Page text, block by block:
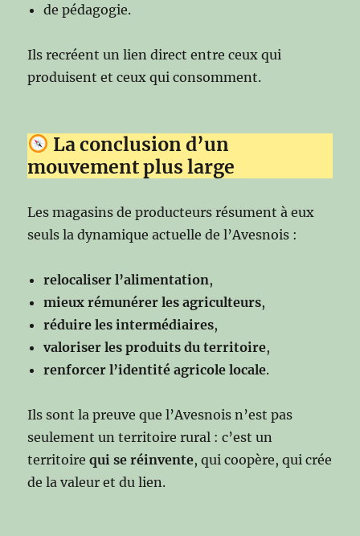
de pédagogie.
Ils recréent un lien direct entre ceux qui
produisent et ceux qui consomment.
La conclusion d’un
mouvement plus large
Les magasins de producteurs résument à eux
seuls la dynamique actuelle de l’Avesnois :
relocaliser l’alimentation,
mieux rémunérer les agriculteurs,
réduire les intermédiaires,
valoriser les produits du territoire,
renforcer l’identité agricole locale.
Ils sont la preuve que l’Avesnois n’est pas
seulement un territoire rural : c’est un
territoirequi se réinvente, qui coopère, qui crée
de la valeur et du lien.